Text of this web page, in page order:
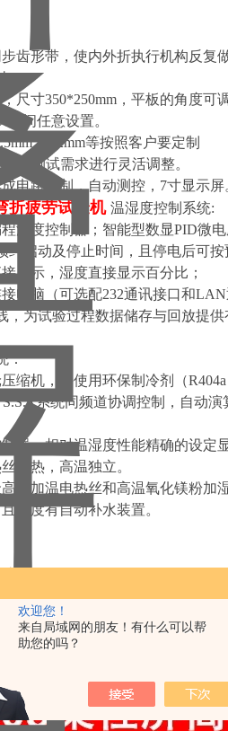
欢迎您！
来自局域网的朋友！有什么可以帮
助您的吗？
齿形带，使内外折执行机构反
。
尺寸350*250mm，平板的角度可
之间任意设置。
、R2mm等按照客户要定制
据测试需求进行灵活调整。
电路控制，自动测控，7寸显示屏
折疲劳试验机 温湿度控制系统:
温度控制器；智能型数显PID微
约启动及停止时间，且停电后可
显示，湿度直接显示百分比；
电脑（可选配232通讯接口和
为试验过程数据储存与回放提供
：
缩机，并使用环保制冷剂（
S.S.R系统同频道协调控制，自动
器，相对温湿度性能精确的设定
加热，高温独立。
速加温电热丝和高温氧化镁粉加
湿度有自动补水装置。
；
统过载保护，制冷机组超压保护；
警后自动停机等保护。